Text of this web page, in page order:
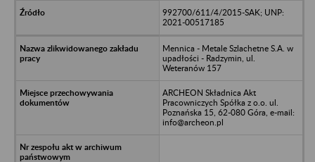
992700/611/4/2015-SAK; UNP:
2021-00517185
Mennica - Metale Szlachetne S.A. w
upadłości - Radzymin, ul.
Weteranów 157
ARCHEON Składnica Akt
Pracowniczych Spółka z o.o. ul.
Poznańska 15, 62-080 Góra, e-mail:
info@archeon.pl